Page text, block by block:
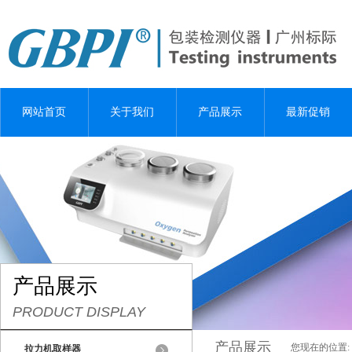
网站首页 关于我们 产品展示 最新促销
产品展示
PRODUCT DISPLAY
拉力机取样器 产品展示 您现在的位置: